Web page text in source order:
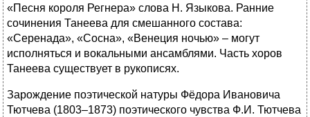
«Песня короля Регнера» слова Н. Языкова. Ранние
сочинения Танеева для смешанного состава:
«Серенада», «Сосна», «Венеция ночью» – могут
исполняться и вокальными ансамблями. Часть хоров
Танеева существует в рукописях.
Зарождение поэтической натуры Фёдора Ивановича
Тютчева (1803–1873) поэтического чувства Ф.И. Тютчева